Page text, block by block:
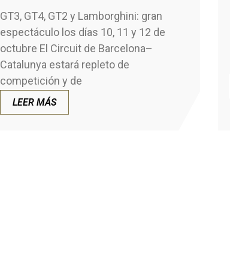
GT3, GT4, GT2 y Lamborghini: gran
espectáculo los días 10, 11 y 12 de
octubre El Circuit de Barcelona–
Catalunya estará repleto de
competición y de
LEER MÁS